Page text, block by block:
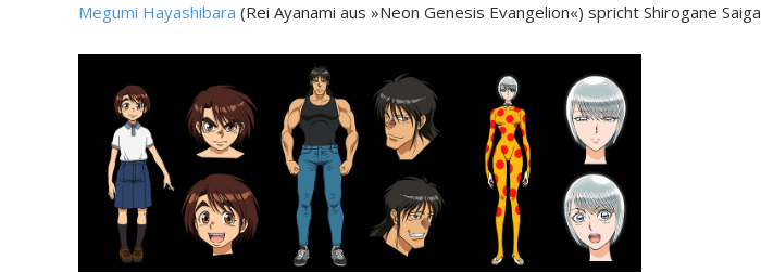
Megumi Hayashibara (Rei Ayanami aus »Neon Genesis Evangelion«) spricht Shirogane Saiga